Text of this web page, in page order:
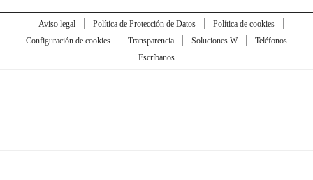
Aviso legal Política de Protección de Datos
Política de cookies
Configuración de cookies
Transparencia Soluciones W
Teléfonos
Escríbanos